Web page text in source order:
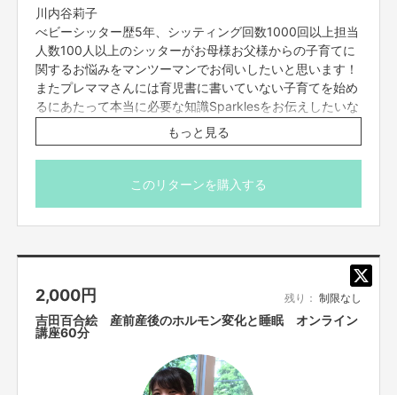
本当は、サービスを充実させるためには約300万円前後のプラットフォーム
製作費や準備費用もかかります。
このクラウドファンディングは、その第一歩として、支援していただいた資
金を元に基礎を作っていきます。
SIAWASENO KOUNOTORI GIFTを通して素敵なモノやコト
をお持ちのお店と妊産婦さんを繋ぎます‼
今回は、クラウドファンデイングに素晴らしいサービスのご紹介も兼ねて特
感謝しかありません！！
みなさん、ぜひこの機会にご利用してみてください♫
サービスの良さが体験でき、プラットフォームの製作支援にもなります
から)はほぼ毎日、記しています。
※日記はFacebookの非公開グループでお読みいただけま
す。 Facebookアカウントをご準備ください。
※ご購入後、SILKHATメッセージよりでFacebookの友達
申請をお送りいたします。お友達になりましたら、非公開
グループへご招待致します。
※わからないことはお気軽にSILKHATのメッセージでお問
い合わせください。
※本文のご支援にあたっての注意事項を必ずご一読くださ
川内谷莉子
べビーシッター歴5年、シッティング回数1000回以上担当
人数100人以上のシッターがお母様お父様からの子育てに
関するお悩みをマンツーマンでお伺いしたいと思います！
またプレママさんには育児書に書いていない子育てを始め
るにあたって本当に必要な知識Sparklesをお伝えしたいな
と思っています。
開催日は８、９月の
土日祝水曜日 10時〜21時
他の曜日17時半〜21時の間
※zoomアプリを使用いたしますので相談日までにご準備を
お願いいたします。当日は電波のいい環境でお繋ぎくださ
い。
※zoom初心者の方も大歓迎。備考欄にご記入頂ければ使い
方をお教えします。
のでご理解いただきますようお願いいたします。
※本文のご支援にあたっての注意事項を必ずご一読くださ
もっと見る
このリターンを購入する
2,000円 残り： 制限なし
吉田百合絵 産前産後のホルモン変化と睡眠 オンライン
講座60分